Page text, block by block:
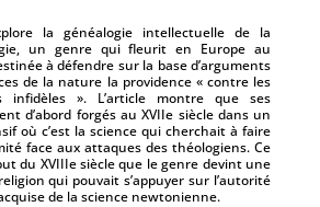
la généalogie intellectuelle de la
un genre qui fleurit en Europe au
à défendre sur la base d’arguments
de la nature la providence « contre les
». L’article montre que ses
d’abord forgés au XVIIe siècle dans un
où c’est la science qui cherchait à faire
face aux attaques des théologiens. Ce
du XVIIIe siècle que le genre devint une
qui pouvait s’appuyer sur l’autorité
de la science newtonienne.